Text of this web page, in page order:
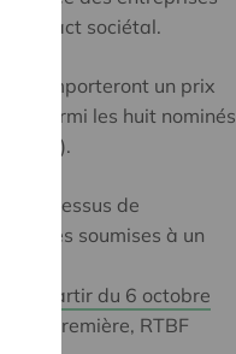
impact sociétal.
remporteront un prix
parmi les huit nominés
processus de
soumises à un
à partir du 6 octobre
(La Première, RTBF